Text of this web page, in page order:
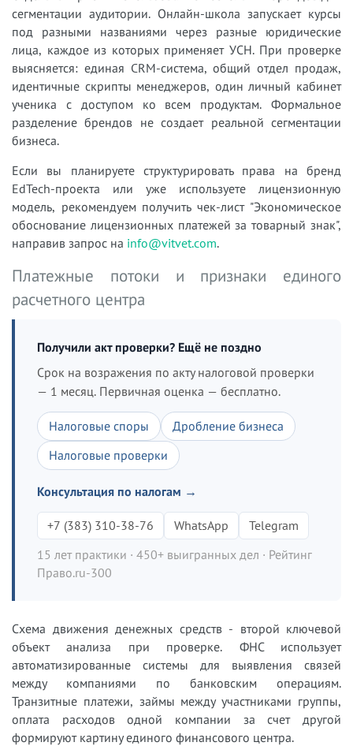
сегментации аудитории. Онлайн-школа запускает курсы
под разными названиями через разные юридические
лица, каждое из которых применяет УСН. При проверке
выясняется: единая CRM-система, общий отдел продаж,
идентичные скрипты менеджеров, один личный кабинет
ученика с доступом ко всем продуктам. Формальное
разделение брендов не создает реальной сегментации
бизнеса.
Если вы планируете структурировать права на бренд
EdTech-проекта или уже используете лицензионную
модель, рекомендуем получить чек-лист "Экономическое
обоснование лицензионных платежей за товарный знак",
направив запрос на info@vitvet.com.
Платежные потоки и признаки единого
расчетного центра
Получили акт проверки? Ещё не поздно
Срок на возражения по акту налоговой проверки
— 1 месяц. Первичная оценка — бесплатно.
Налоговые споры
Дробление бизнеса
Налоговые проверки
Консультация по налогам →
+7 (383) 310-38-76 WhatsApp
Telegram
15 лет практики · 450+ выигранных дел · Рейтинг
Право.ru-300
Схема движения денежных средств - второй ключевой
объект анализа при проверке. ФНС использует
автоматизированные системы для выявления связей
между компаниями по банковским операциям.
Транзитные платежи, займы между участниками группы,
оплата расходов одной компании за счет другой
формируют картину единого финансового центра.